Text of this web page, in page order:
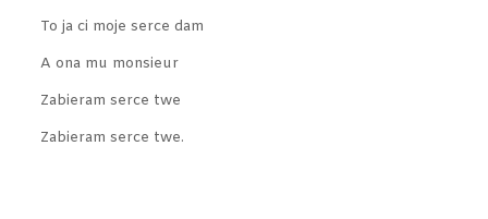
To ja ci moje serce dam
A ona mu monsieur
Zabieram serce twe
Zabieram serce twe.